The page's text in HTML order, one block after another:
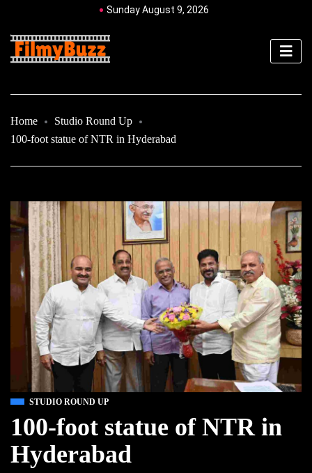
Sunday August 9, 2026
Home
Studio Round Up
100-foot statue of NTR in Hyderabad
STUDIO ROUND UP
100-foot statue of NTR in
Hyderabad